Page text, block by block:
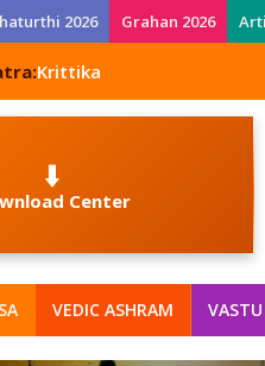
2026 Grahan 2026
Krittika
⬇️
Center
VEDIC ASHRAM VASTU